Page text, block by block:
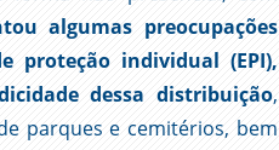
algumas preocupações
proteção individual (EPI),
dessa distribuição,
parques e cemitérios, bem